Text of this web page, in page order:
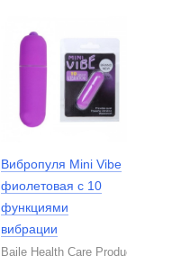
Вибропуля Mini Vibe
фиолетовая с 10
функциями
вибрации
Baile Health Care Product